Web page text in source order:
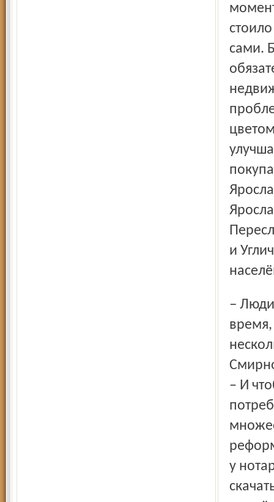
сами.
и
– Люди в Ярославле в очередях к нотариусам и так тратят
время,
– И
у